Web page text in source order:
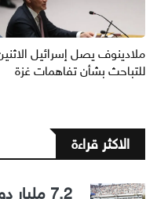
ملادينوف يصل إسرائيل
للتباحث بشأن تفاهمات غزة
الاكثر قراءة
7.2